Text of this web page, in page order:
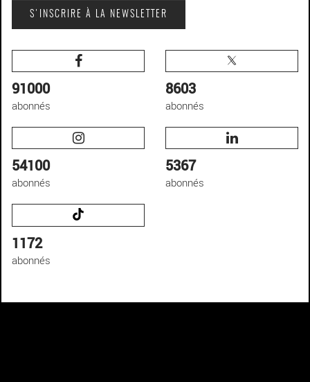
S'INSCRIRE À LA NEWSLETTER
91000
abonnés
8603
abonnés
54100
abonnés
5367
abonnés
1172
abonnés